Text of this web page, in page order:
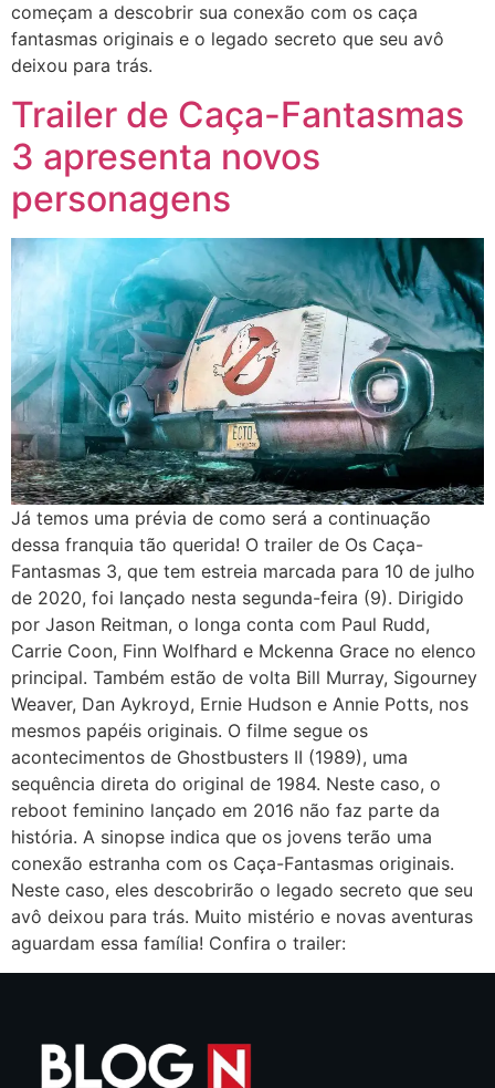
começam a descobrir sua conexão com os caça
fantasmas originais e o legado secreto que seu avô
deixou para trás.
Trailer de Caça-Fantasmas
3 apresenta novos
personagens
Já temos uma prévia de como será a continuação
dessa franquia tão querida! O trailer de Os Caça-
Fantasmas 3, que tem estreia marcada para 10 de julho
de 2020, foi lançado nesta segunda-feira (9). Dirigido
por Jason Reitman, o longa conta com Paul Rudd,
Carrie Coon, Finn Wolfhard e Mckenna Grace no elenco
principal. Também estão de volta Bill Murray, Sigourney
Weaver, Dan Aykroyd, Ernie Hudson e Annie Potts, nos
mesmos papéis originais. O filme segue os
acontecimentos de Ghostbusters II (1989), uma
sequência direta do original de 1984. Neste caso, o
reboot feminino lançado em 2016 não faz parte da
história. A sinopse indica que os jovens terão uma
conexão estranha com os Caça-Fantasmas originais.
Neste caso, eles descobrirão o legado secreto que seu
avô deixou para trás. Muito mistério e novas aventuras
aguardam essa família! Confira o trailer: